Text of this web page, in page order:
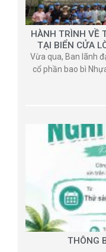
HÀNH TRÌNH VỀ
TẠI BIỂN CỬA
Vừa qua, Ban lãnh
cổ phần bao bì
THÔNG